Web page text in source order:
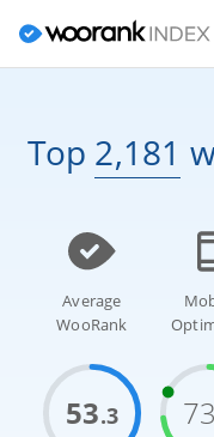
Top 2,181
Average
WooRank
53.3 73